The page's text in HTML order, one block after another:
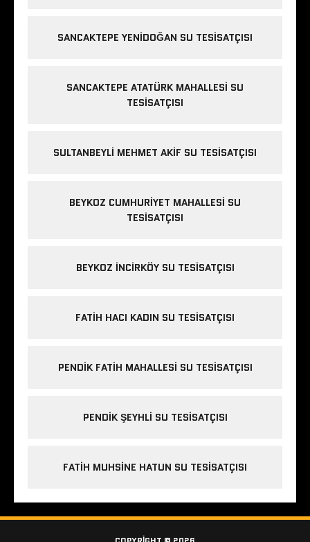
SANCAKTEPE YENIDOĞAN SU TESISATÇISI
SANCAKTEPE ATATÜRK MAHALLESI SU
TESISATÇISI
SULTANBEYLI MEHMET AKIF SU TESISATÇISI
BEYKOZ CUMHURIYET MAHALLESI SU
TESISATÇISI
BEYKOZ INCIRKÖY SU TESISATÇISI
FATIH HACI KADIN SU TESISATÇISI
PENDIK FATIH MAHALLESI SU TESISATÇISI
PENDIK ŞEYHLI SU TESISATÇISI
FATIH MUHSINE HATUN SU TESISATÇISI